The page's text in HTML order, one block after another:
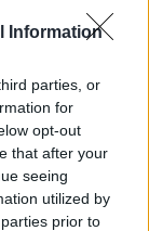
Information
parties, or
for
opt-out
that after your
seeing
utilized by
prior to